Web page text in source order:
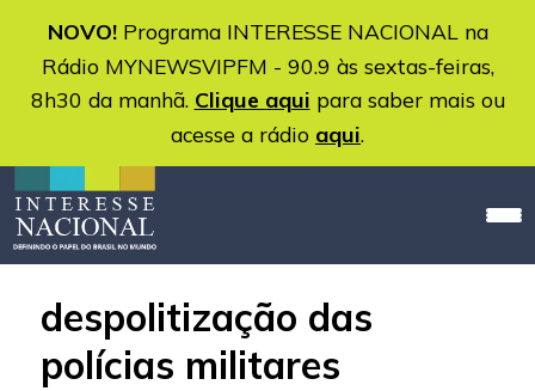
NOVO!Programa INTERESSE NACIONAL na
Rádio MYNEWSVIPFM - 90.9 às sextas-feiras,
8h30 da manhã. Clique aqui para saber mais ou
acesse a rádio aqui.
despolitização das
polícias militares